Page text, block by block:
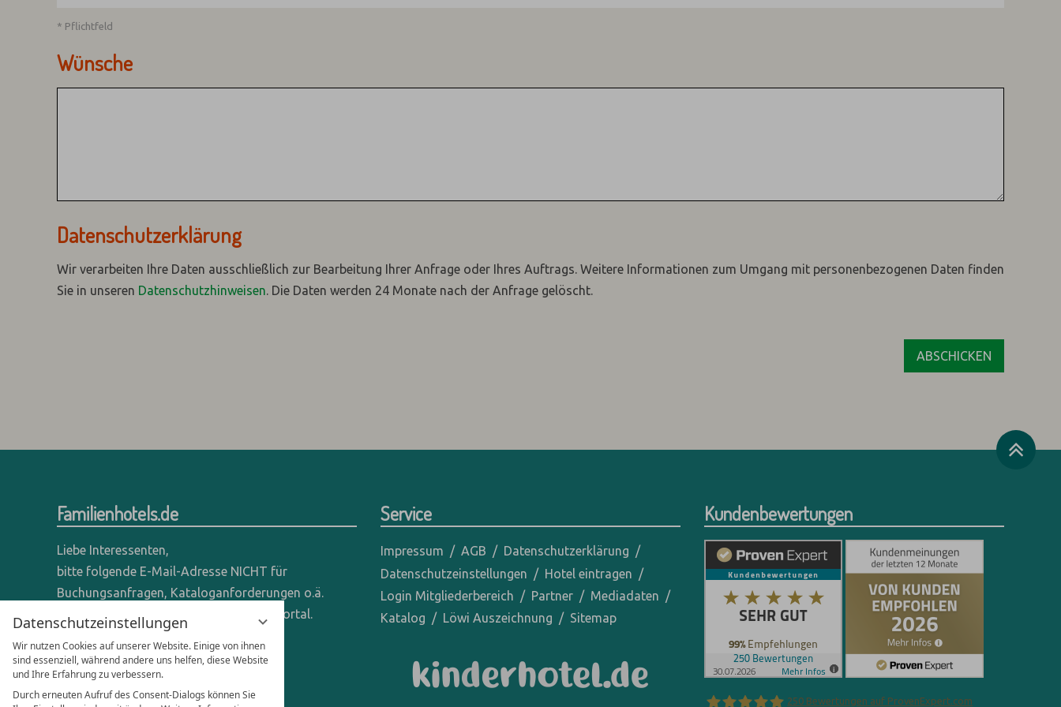
Datenschutzeinstellungen
Wir nutzen Cookies auf unserer Website. Einige von ihnen
sind essenziell, während andere uns helfen, diese Website
und Ihre Erfahrung zu verbessern.
Durch erneuten Aufruf des Consent-Dialogs können Sie
* Pflichtfeld
Wünsche
Datenschutzerklärung
Wir verarbeiten Ihre Daten ausschließlich zur Bearbeitung Ihrer Anfrage oder Ihres Auftrags. Weitere Informationen zum Umgang mit personenbezogenen Daten finden
Sie in unseren Datenschutzhinweisen. Die Daten werden 24 Monate nach der Anfrage gelöscht.
Familienhotels.de
Liebe Interessenten,
bitte folgende E-Mail-Adresse NICHT für
Buchungsanfragen, Kataloganforderungen o.ä.
verwenden - wir sind ein reines Online-Portal.
Anfragen dieser Art bitte direkt an die
entsprechenden Hotels senden.
Anfragen für Hoteliers & Agenturen:
Service
Impressum AGB
Datenschutzerklärung
Datenschutzeinstellungen
Hotel eintragen
Login Mitgliederbereich
Partner
Mediadaten
Katalog
Löwi Auszeichnung Sitemap
Kundenbewertungen
250 Bewertungen auf ProvenExpert.com